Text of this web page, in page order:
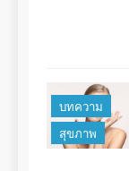
บทความ
สุขภาพ